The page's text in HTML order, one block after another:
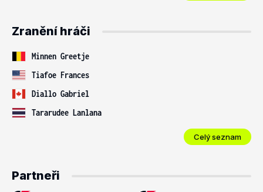
Zranění hráči
Minnen Greetje
Tiafoe Frances
Diallo Gabriel
Tararudee Lanlana
Celý seznam
Partneři